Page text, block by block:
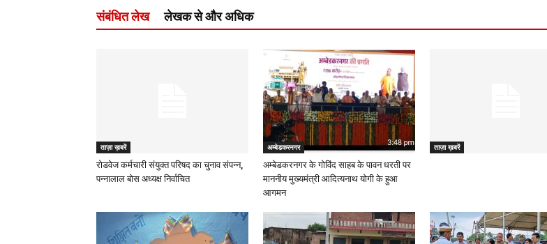
संबंधित लेख लेखक से और अधिक
ताज़ा ख़बरें
रोडवेज कर्मचारी संयुक्त परिषद का चुनाव संपन्न,
पन्नालाल बोस अध्यक्ष निर्वाचित
अम्बेडकरनगर
अम्बेडकरनगर के गोविंद साहब के पावन धरती पर
माननीय मुख्यमंत्री आदित्यनाथ योगी के हुआ
आगमन
ताज़ा ख़बरें